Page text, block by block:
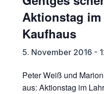
Aktionstag
Kaufhaus
5. November 2016 -
Peter Weiß und
aus: Aktionstag im